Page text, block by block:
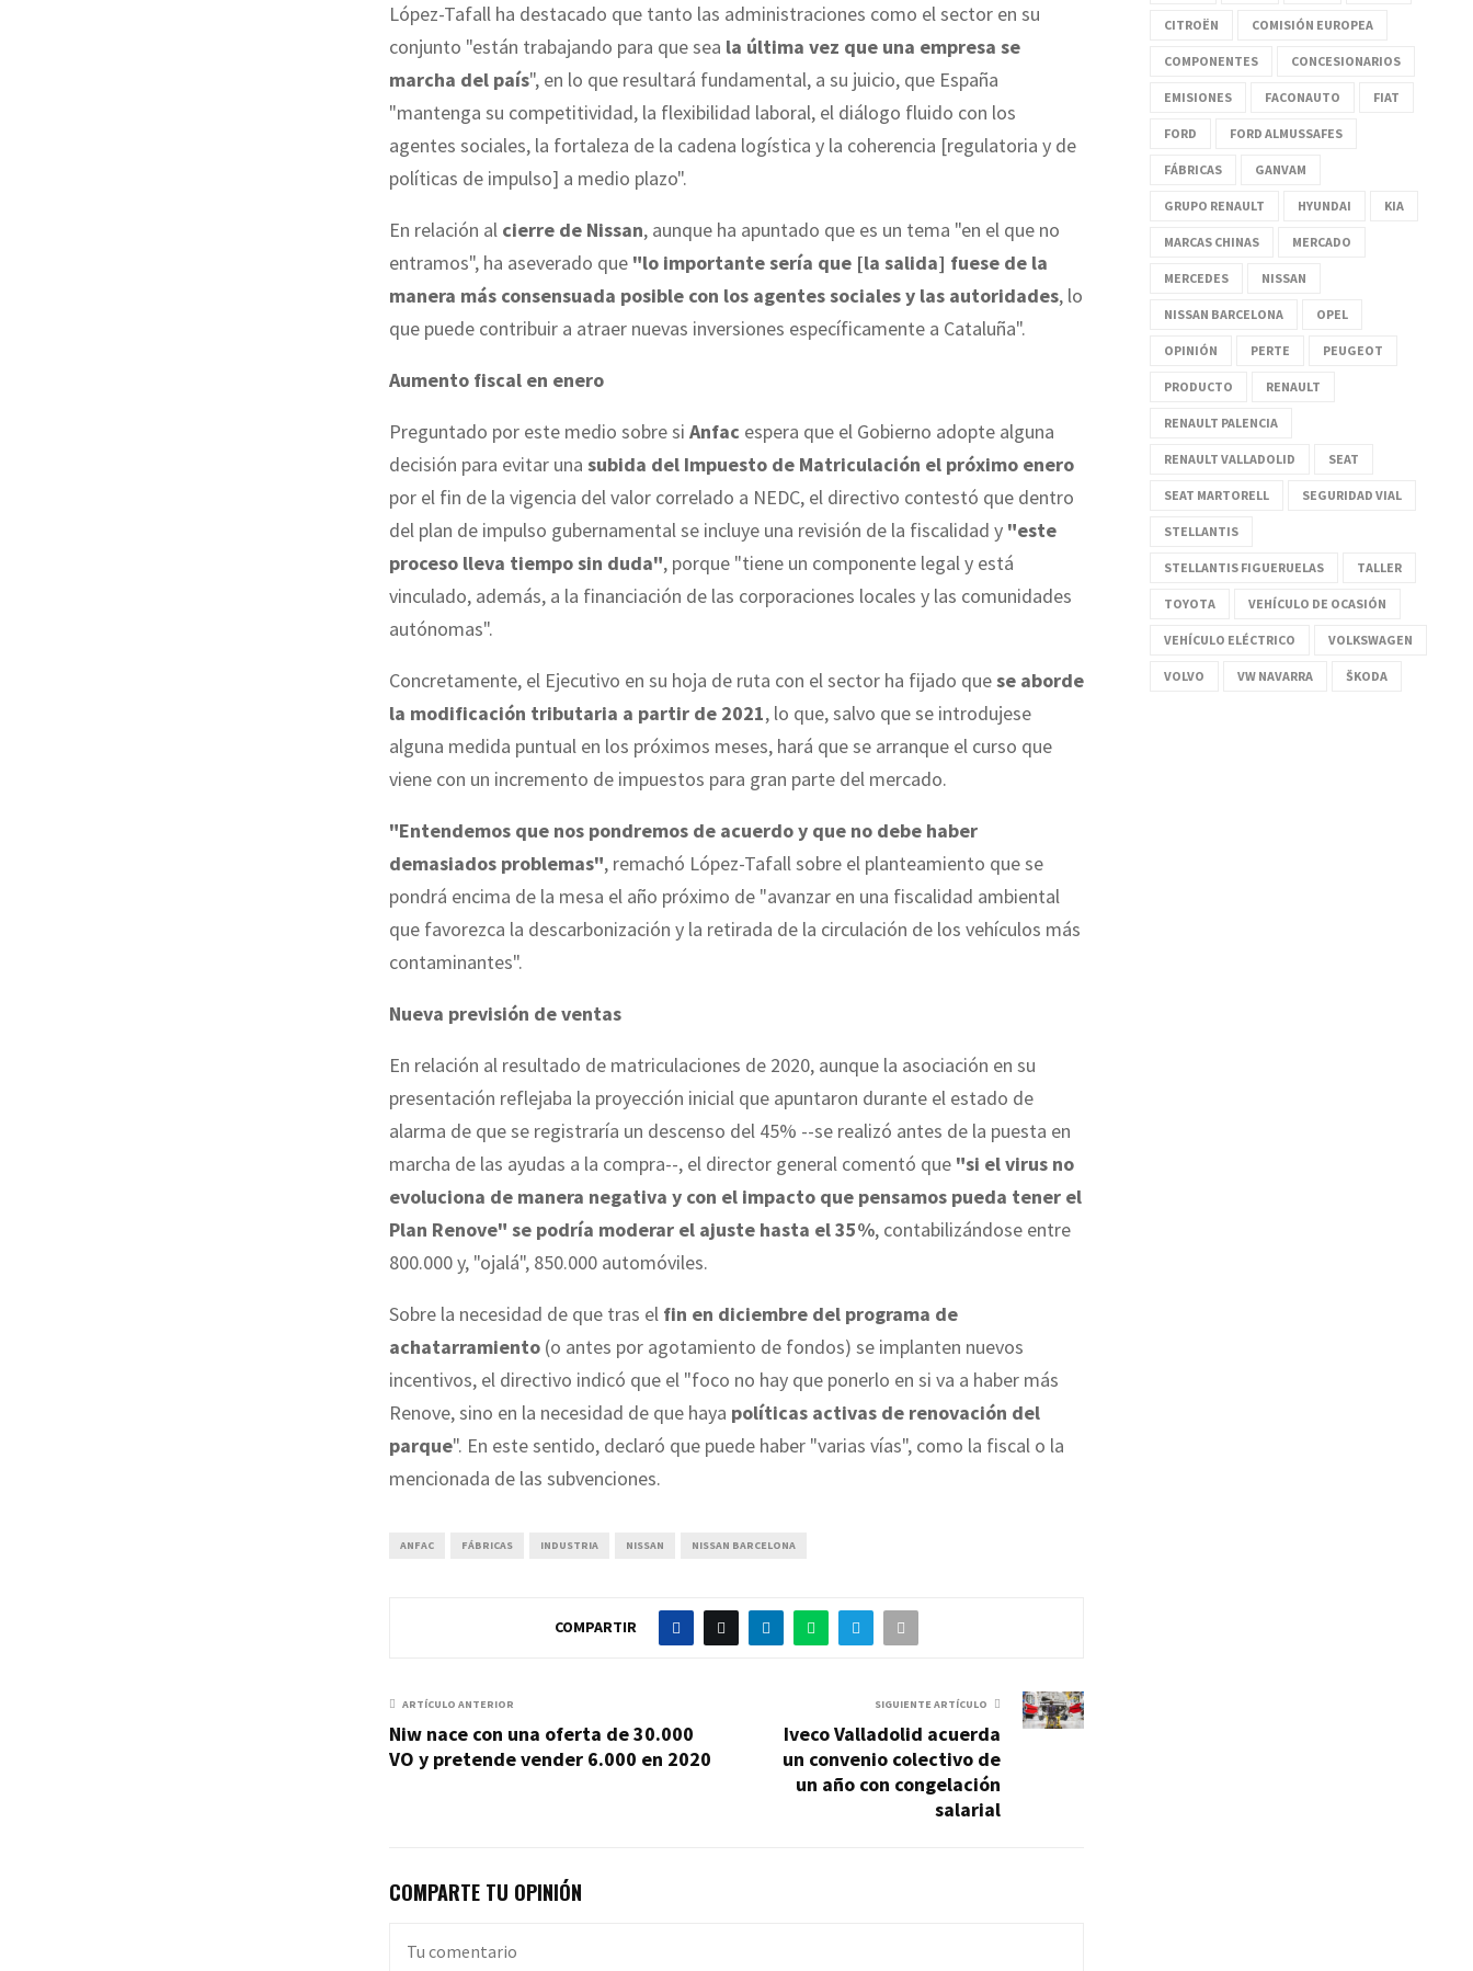
López-Tafall ha destacado que tanto las administraciones como el sector en su
conjunto "están trabajando para que sea la última vez que una empresa se
marcha del país", en lo que resultará fundamental, a su juicio, que España
"mantenga su competitividad, la flexibilidad laboral, el diálogo fluido con los
agentes sociales, la fortaleza de la cadena logística y la coherencia [regulatoria y de
políticas de impulso] a medio plazo".
En relación al cierre de Nissan, aunque ha apuntado que es un tema "en el que no
entramos", ha aseverado que "lo importante sería que [la salida] fuese de la
manera más consensuada posible con los agentes sociales y las autoridades, lo
que puede contribuir a atraer nuevas inversiones específicamente a Cataluña".
Aumento fiscal en enero
Preguntado por este medio sobre si Anfac espera que el Gobierno adopte alguna
decisión para evitar una subida del Impuesto de Matriculación el próximo enero
por el fin de la vigencia del valor correlado a NEDC, el directivo contestó que dentro
del plan de impulso gubernamental se incluye una revisión de la fiscalidad y "este
proceso lleva tiempo sin duda", porque "tiene un componente legal y está
vinculado, además, a la financiación de las corporaciones locales y las comunidades
autónomas".
Concretamente, el Ejecutivo en su hoja de ruta con el sector ha fijado quese aborde
la modificación tributaria a partir de 2021, lo que, salvo que se introdujese
alguna medida puntual en los próximos meses, hará que se arranque el curso que
viene con un incremento de impuestos para gran parte del mercado.
"Entendemos que nos pondremos de acuerdo y que no debe haber
demasiados problemas", remachó López-Tafall sobre el planteamiento que se
pondrá encima de la mesa el año próximo de "avanzar en una fiscalidad ambiental
que favorezca la descarbonización y la retirada de la circulación de los vehículos más
contaminantes".
Nueva previsión de ventas
En relación al resultado de matriculaciones de 2020, aunque la asociación en su
presentación reflejaba la proyección inicial que apuntaron durante el estado de
alarma de que se registraría un descenso del 45% --se realizó antes de la puesta en
marcha de las ayudas a la compra--, el director general comentó que "si el virus no
evoluciona de manera negativa y con el impacto que pensamos pueda tener el
Plan Renove" se podría moderar el ajuste hasta el 35%, contabilizándose entre
800.000 y, "ojalá", 850.000 automóviles.
Sobre la necesidad de que tras el fin en diciembre del programa de
achatarramiento (o antes por agotamiento de fondos) se implanten nuevos
incentivos, el directivo indicó que el "foco no hay que ponerlo en si va a haber más
Renove, sino en la necesidad de que haya políticas activas de renovación del
parque". En este sentido, declaró que puede haber "varias vías", como la fiscal o la
mencionada de las subvenciones.
ANFAC FÁBRICAS INDUSTRIA NISSAN NISSAN BARCELONA
COMPARTIR
ARTÍCULO ANTERIOR
Niw nace con una oferta de 30.000
VO y pretende vender 6.000 en 2020
SIGUIENTE ARTÍCULO
Iveco Valladolid acuerda
un convenio colectivo de
un año con congelación
salarial
COMPARTE TU OPINIÓN
CITROËN COMISIÓN EUROPEA
COMPONENTES CONCESIONARIOS
EMISIONES FACONAUTO FIAT
FORD FORD ALMUSSAFES
FÁBRICAS GANVAM
GRUPO RENAULT HYUNDAI KIA
MARCAS CHINAS MERCADO
MERCEDES NISSAN
NISSAN BARCELONA OPEL
OPINIÓN PERTE PEUGEOT
PRODUCTO RENAULT
RENAULT PALENCIA
RENAULT VALLADOLID SEAT
SEAT MARTORELL SEGURIDAD VIAL
STELLANTIS
STELLANTIS FIGUERUELAS TALLER
TOYOTA VEHÍCULO DE OCASIÓN
VEHÍCULO ELÉCTRICO VOLKSWAGEN
VOLVO VW NAVARRA ŠKODA